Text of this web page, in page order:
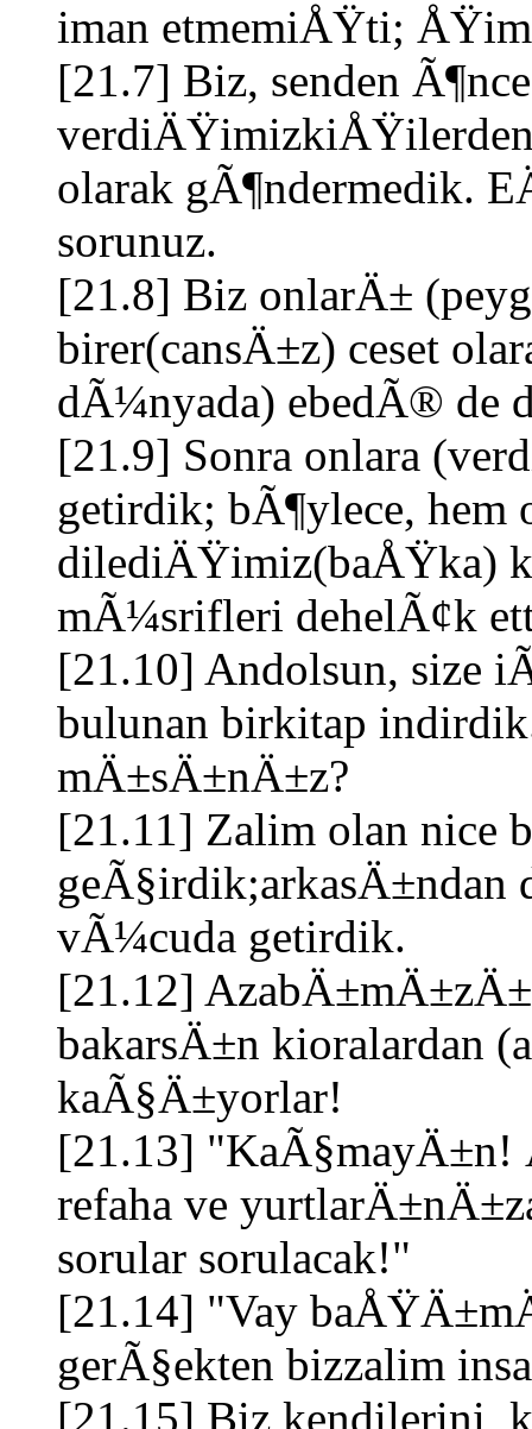
iman etmemiÅŸti;
[21.7] Biz, senden
olarak gÃ¶ndermedik.
sorunuz.
[21.8] Biz onlarÄ±
birer(cansÄ±z) ceset
dÃ¼nyada) ebedÃ® de
[21.9] Sonra onlara
getirdik; bÃ¶ylece, hem
dilediÄŸimiz(baÅŸka)
mÃ¼srifleri dehelÃ¢k
[21.10] Andolsun, size
bulunan birkitap
mÄ±sÄ±nÄ±z?
[21.11] Zalim olan nice
geÃ§irdik;arkasÄ±ndan
vÃ¼cuda getirdik.
[21.12]
bakarsÄ±n kioralardan
kaÃ§Ä±yorlar!
[21.13] "KaÃ§mayÄ±n!
refaha ve
sorular sorulacak!"
[21.14] "Vay
gerÃ§ekten bizzalim
[21.15] Biz kendilerini,